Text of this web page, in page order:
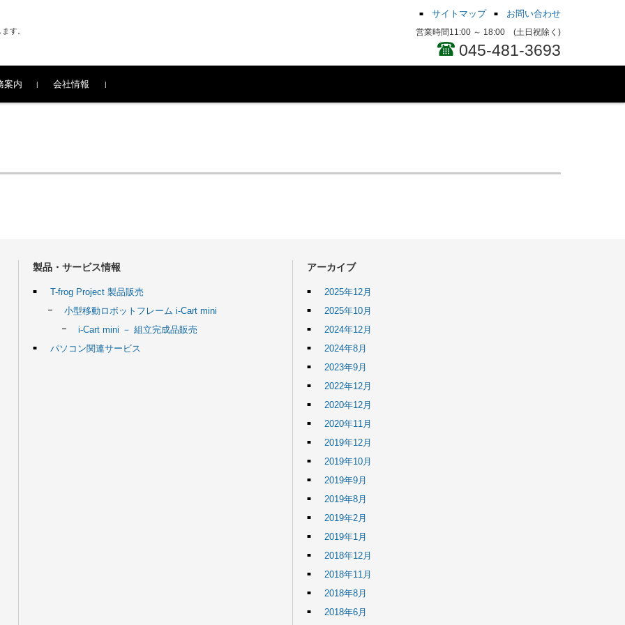
す。
サイトマップ お問い合わせ
営業時間11:00 ～ 18:00 (土日祝除く)
045-481-3693
案内 会社情報
製品・サービス情報
T-frog Project 製品販売
小型移動ロボットフレーム i-Cart mini
i-Cart mini － 組立完成品販売
パソコン関連サービス
アーカイブ
2025年12月
2025年10月
2024年12月
2024年8月
2023年9月
2022年12月
2020年12月
2020年11月
2019年12月
2019年10月
2019年9月
2019年8月
2019年2月
2019年1月
2018年12月
2018年11月
2018年8月
2018年6月